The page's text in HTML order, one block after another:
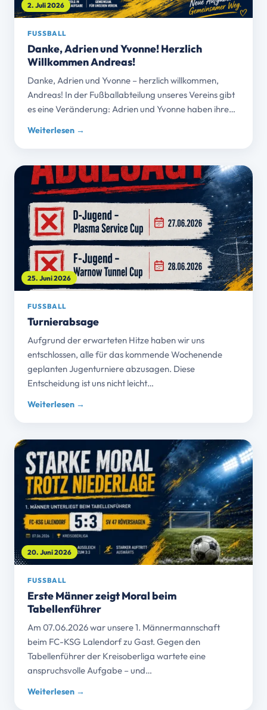
2. Juli 2026
FUSSBALL
Danke, Adrien und Yvonne! Herzlich
Willkommen Andreas!
Danke, Adrien und Yvonne – herzlich willkommen,
Andreas! In der Fußballabteilung unseres Vereins gibt
es eine Veränderung: Adrien und Yvonne haben ihre…
Weiterlesen →
25. Juni 2026
FUSSBALL
Turnierabsage
Aufgrund der erwarteten Hitze haben wir uns
entschlossen, alle für das kommende Wochenende
geplanten Jugenturniere abzusagen. Diese
Entscheidung ist uns nicht leicht…
Weiterlesen →
20. Juni 2026
FUSSBALL
Erste Männer zeigt Moral beim
Tabellenführer
Am 07.06.2026 war unsere 1. Männermannschaft
beim FC-KSG Lalendorf zu Gast. Gegen den
Tabellenführer der Kreisoberliga wartete eine
anspruchsvolle Aufgabe – und…
Weiterlesen →